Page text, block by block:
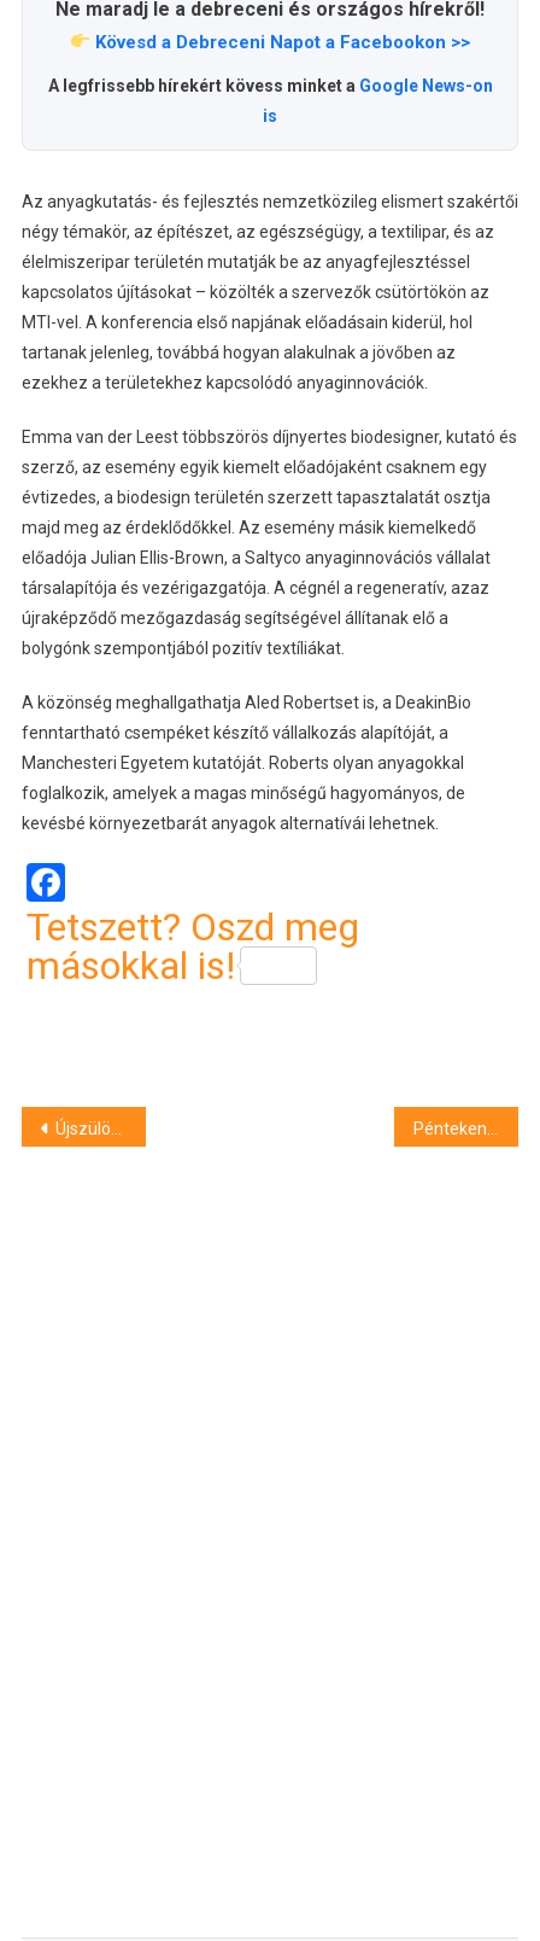
Ne maradj le a debreceni és országos hírekről!
Kövesd a Debreceni Napot a Facebookon >>
A legfrissebb hírekért kövess minket a Google News-on
is
Az anyagkutatás- és fejlesztés nemzetközileg elismert szakértői
négy témakör, az építészet, az egészségügy, a textilipar, és az
élelmiszeripar területén mutatják be az anyagfejlesztéssel
kapcsolatos újításokat – közölték a szervezők csütörtökön az
MTI-vel. A konferencia első napjának előadásain kiderül, hol
tartanak jelenleg, továbbá hogyan alakulnak a jövőben az
ezekhez a területekhez kapcsolódó anyaginnovációk.
Emma van der Leest többszörös díjnyertes biodesigner, kutató és
szerző, az esemény egyik kiemelt előadójaként csaknem egy
évtizedes, a biodesign területén szerzett tapasztalatát osztja
majd meg az érdeklődőkkel. Az esemény másik kiemelkedő
előadója Julian Ellis-Brown, a Saltyco anyaginnovációs vállalat
társalapítója és vezérigazgatója. A cégnél a regeneratív, azaz
újraképződő mezőgazdaság segítségével állítanak elő a
bolygónk szempontjából pozitív textíliákat.
A közönség meghallgathatja Aled Robertset is, a DeakinBio
fenntartható csempéket készítő vállalkozás alapítóját, a
Manchesteri Egyetem kutatóját. Roberts olyan anyagokkal
foglalkozik, amelyek a magas minőségű hagyományos, de
kevésbé környezetbarát anyagok alternatívái lehetnek.
Facebook
Tetszett? Oszd meg
másokkal is!
Bejegyzés
Újszülött kisbabát hagytak a Heim Pál Gyermekkórház babamentő inkubátorában